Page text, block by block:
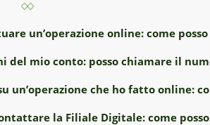
un’operazione online: come
del mio conto: posso chiamare il
che ho fatto online:
la Filiale Digitale: come